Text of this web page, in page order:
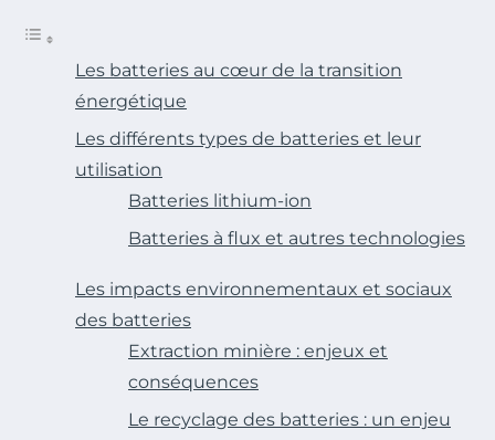
Les batteries au cœur de la transition
énergétique
Les différents types de batteries et leur
utilisation
Batteries lithium-ion
Batteries à flux et autres technologies
Les impacts environnementaux et sociaux
des batteries
Extraction minière : enjeux et
conséquences
Le recyclage des batteries : un enjeu